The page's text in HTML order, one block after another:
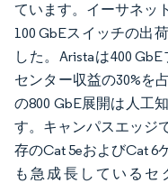
ています。イーサネッ
100 GbEスイッチの出
した。Aristaは400
センター収益の30%を
の800 GbE展開は人工
す。キャンパスエッジ
存のCat 5eおよびCat 6
も急成長しているセ